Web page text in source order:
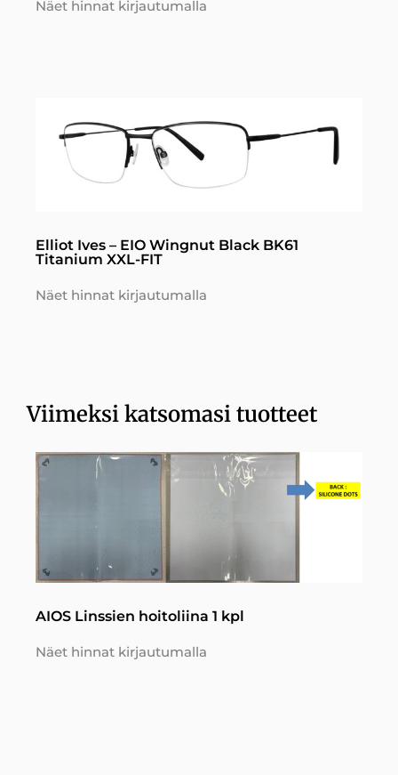
Näet hinnat kirjautumalla
Elliot Ives – EIO Wingnut Black BK61
Titanium XXL-FIT
Näet hinnat kirjautumalla
Viimeksi katsomasi tuotteet
AIOS Linssien hoitoliina 1 kpl
Näet hinnat kirjautumalla